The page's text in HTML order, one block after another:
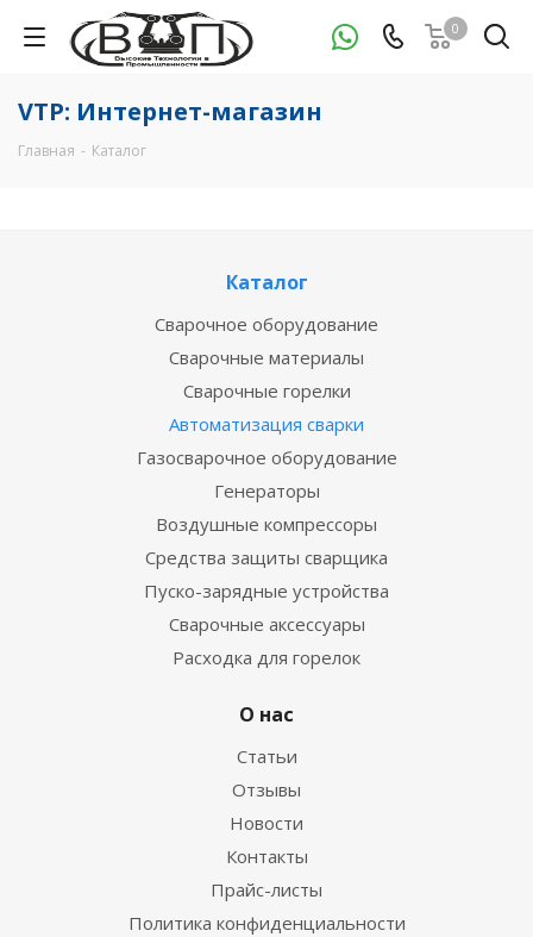
0
VTP: Интернет-магазин
Главная - Каталог
Каталог
Сварочное оборудование
Сварочные материалы
Сварочные горелки
Автоматизация сварки
Газосварочное оборудование
Генераторы
Воздушные компрессоры
Средства защиты сварщика
Пуско-зарядные устройства
Сварочные аксессуары
Расходка для горелок
О нас
Статьи
Отзывы
Новости
Контакты
Прайс-листы
Политика конфиденциальности